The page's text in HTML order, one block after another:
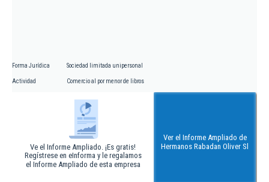
Forma Jurídica Sociedad limitada unipersonal
Actividad Comercio al por menor de libros
Ve el Informe Ampliado. ¡Es gratis!
Regístrese en eInforma y le regalamos
el Informe Ampliado de esta empresa
Ver el Informe Ampliado de
Hermanos Rabadan Oliver Sl